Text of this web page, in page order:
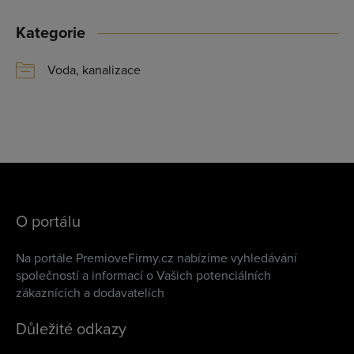
Kategorie
Voda, kanalizace
O portálu
Na portále PremioveFirmy.cz nabízíme vyhledávání
společností a informací o Vašich potenciálních
zákaznících a dodavatelích
Důležité odkazy